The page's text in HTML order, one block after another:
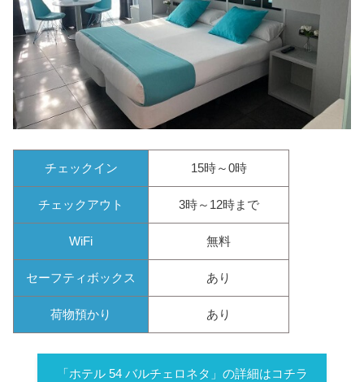
チェックイン 15時～0時
チェックアウト 3時～12時まで
WiFi 無料
セーフティボックス あり
荷物預かり あり
「ホテル 54 バルチェロネタ」の詳細はコチラ